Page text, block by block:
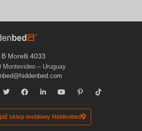
Morelli 4033
Montevideo – Uruguay
sklep meblowy Hiddenbed